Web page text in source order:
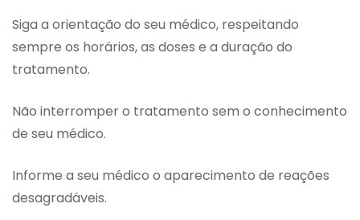
Siga a orientação do seu médico, respeitando
sempre os horários, as doses e a duração do
tratamento.
Não interromper o tratamento sem o conhecimento
de seu médico.
Informe a seu médico o aparecimento de reações
desagradáveis.